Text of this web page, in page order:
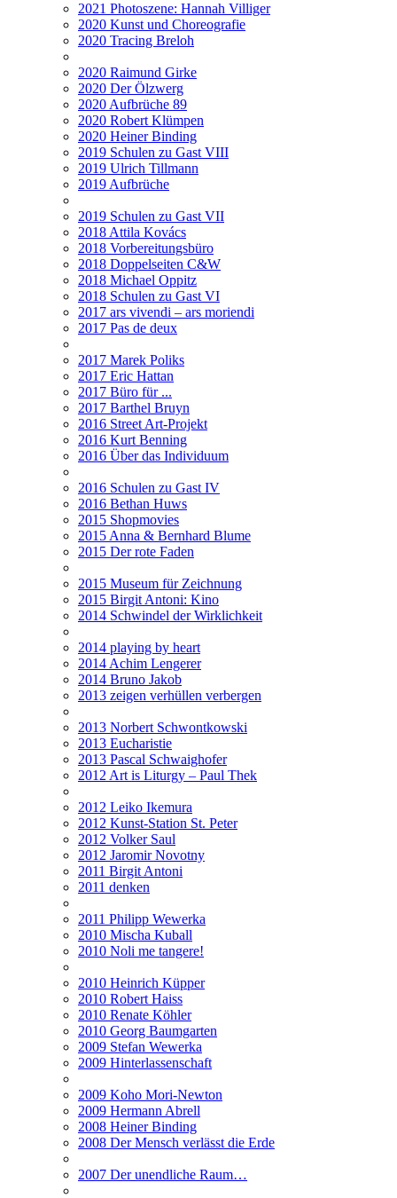
2021 Photoszene: Hannah Villiger
2020 Kunst und Choreografie
2020 Tracing Breloh
2020 Raimund Girke
2020 Der Ölzwerg
2020 Aufbrüche 89
2020 Robert Klümpen
2020 Heiner Binding
2019 Schulen zu Gast VIII
2019 Ulrich Tillmann
2019 Aufbrüche
2019 Schulen zu Gast VII
2018 Attila Kovács
2018 Vorbereitungsbüro
2018 Doppelseiten C&W
2018 Michael Oppitz
2018 Schulen zu Gast VI
2017 ars vivendi – ars moriendi
2017 Pas de deux
2017 Marek Poliks
2017 Eric Hattan
2017 Büro für ...
2017 Barthel Bruyn
2016 Street Art-Projekt
2016 Kurt Benning
2016 Über das Individuum
2016 Schulen zu Gast IV
2016 Bethan Huws
2015 Shopmovies
2015 Anna & Bernhard Blume
2015 Der rote Faden
2015 Museum für Zeichnung
2015 Birgit Antoni: Kino
2014 Schwindel der Wirklichkeit
2014 playing by heart
2014 Achim Lengerer
2014 Bruno Jakob
2013 zeigen verhüllen verbergen
2013 Norbert Schwontkowski
2013 Eucharistie
2013 Pascal Schwaighofer
2012 Art is Liturgy – Paul Thek
2012 Leiko Ikemura
2012 Kunst-Station St. Peter
2012 Volker Saul
2012 Jaromir Novotny
2011 Birgit Antoni
2011 denken
2011 Philipp Wewerka
2010 Mischa Kuball
2010 Noli me tangere!
2010 Heinrich Küpper
2010 Robert Haiss
2010 Renate Köhler
2010 Georg Baumgarten
2009 Stefan Wewerka
2009 Hinterlassenschaft
2009 Koho Mori-Newton
2009 Hermann Abrell
2008 Heiner Binding
2008 Der Mensch verlässt die Erde
2007 Der unendliche Raum…